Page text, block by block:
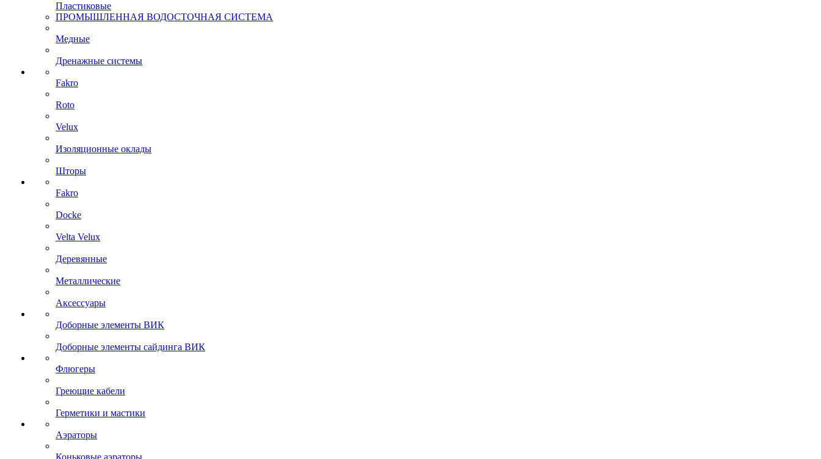
Пластиковые
ПРОМЫШЛЕННАЯ ВОДОСТОЧНАЯ СИСТЕМА
Медные
Дренажные системы
Fakro
Roto
Velux
Изоляционные оклады
Шторы
Fakro
Docke
Velta Velux
Деревянные
Металлические
Аксессуары
Доборные элементы ВИК
Доборные элементы сайдинга ВИК
Флюгеры
Греющие кабели
Герметики и мастики
Аэраторы
Коньковые аэраторы